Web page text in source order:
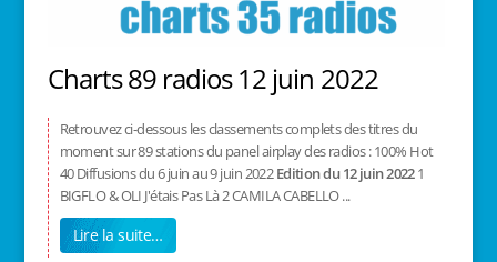
Charts 89 radios 12 juin 2022
Retrouvez ci-dessous les classements complets des titres du
moment sur 89 stations du panel airplay des radios : 100% Hot
40 Diffusions du 6 juin au 9 juin 2022Edition du 12 juin 20221
BIGFLO & OLI J'étais Pas Là 2 CAMILA CABELLO ...
Lire la suite…